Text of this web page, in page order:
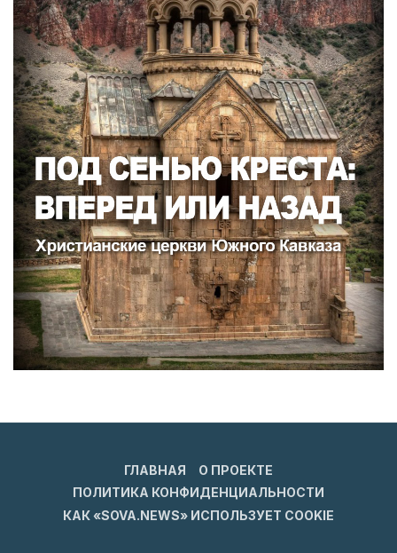
ГЛАВНАЯ
О ПРОЕКТЕ
ПОЛИТИКА КОНФИДЕНЦИАЛЬНОСТИ
КАК «SOVA.NEWS» ИСПОЛЬЗУЕТ COOKIE